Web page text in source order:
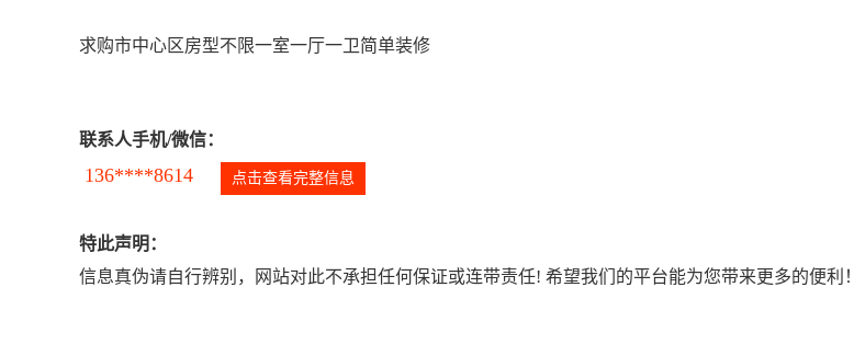
求购市中心区房型不限一室一厅一卫简单装修
联系人手机/微信：
136****8614 点击查看完整信息
特此声明：
信息真伪请自行辨别，网站对此不承担任何保证或连带责任! 希望我们的平台能为您带来更多的便利！